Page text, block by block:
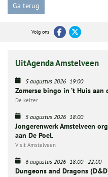
Ga terug
Volg ons
UitAgenda Amstelveen
5 augustus 2026 19:00
Zomerse bingo in ’t Huis aan
De keizer
5 augustus 2026 18:00
Jongerenwerk Amstelveen
aan De Poel.
Visit Amstelveen
6 augustus 2026 18:00- 22:00
Dungeons and Dragons